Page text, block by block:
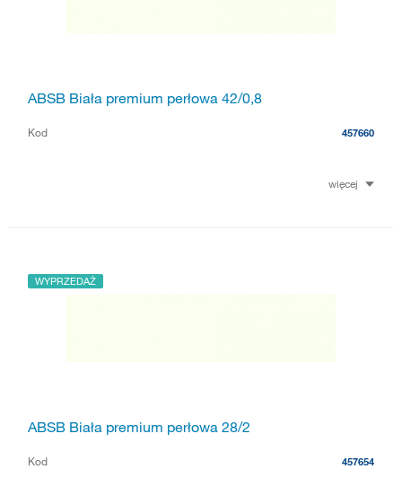
ABSB Biała premium perłowa 42/0,8
Kod 457660
więcej
WYPRZEDAŻ
ABSB Biała premium perłowa 28/2
Kod 457654